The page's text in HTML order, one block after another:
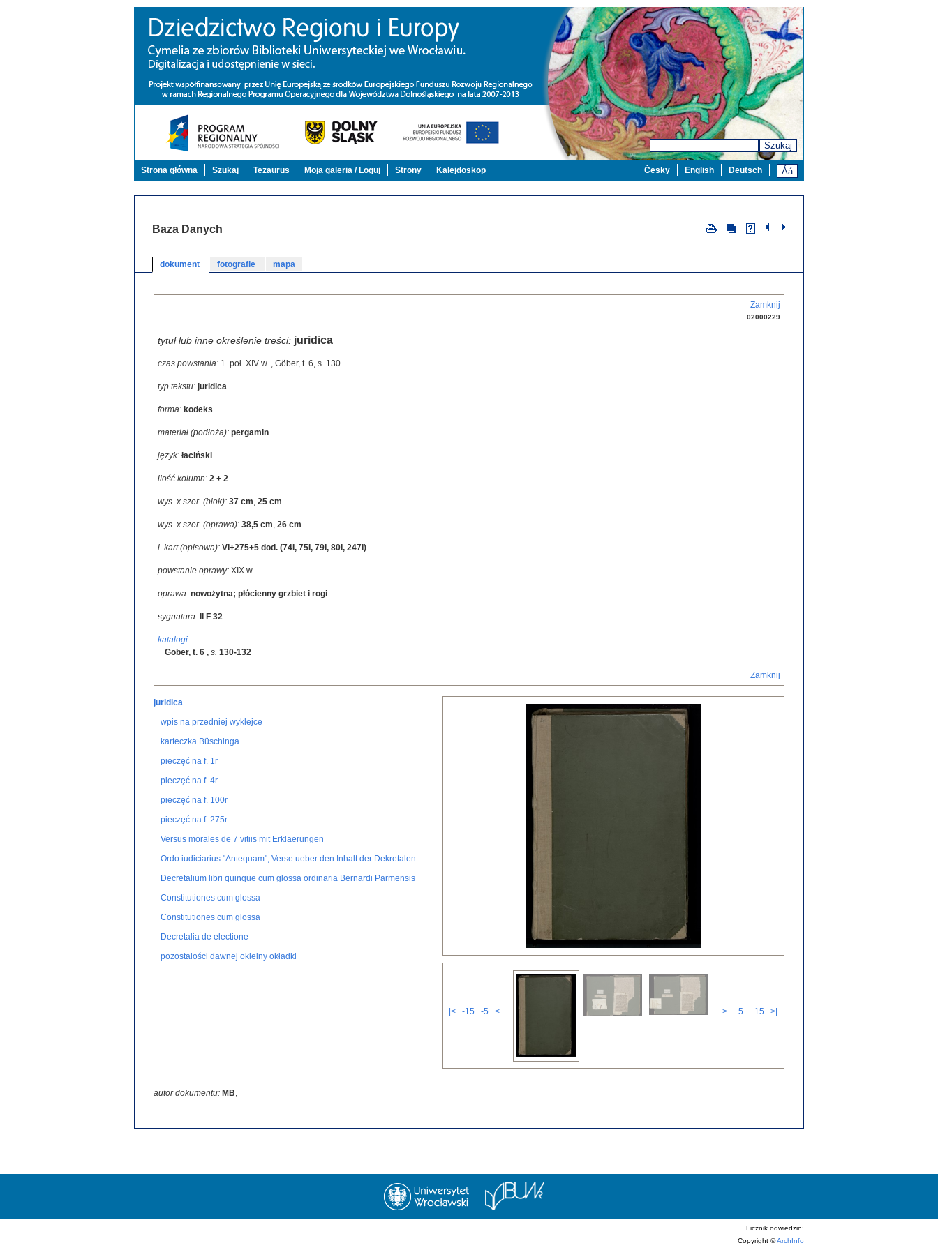
Szukaj
Strona główna Szukaj Tezaurus Moja galeria / Loguj Strony Kalejdoskop Deutsch
English
Česky
Baza Danych
dokument fotografie mapa
Zamknij
02000229
tytuł lub inne określenie treści: juridica
czas powstania: 1. poł. XIV w. , Göber, t. 6, s. 130
typ tekstu: juridica
forma: kodeks
materiał (podłoża): pergamin
język: łaciński
ilość kolumn: 2 + 2
wys. x szer. (blok): 37 cm, 25 cm
wys. x szer. (oprawa): 38,5 cm, 26 cm
l. kart (opisowa): VI+275+5 dod. (74I, 75I, 79I, 80I, 247I)
powstanie oprawy: XIX w.
oprawa: nowożytna; płócienny grzbiet i rogi
sygnatura: II F 32
katalogi:
Göber, t. 6 , s. 130-132
Zamknij
juridica
wpis na przedniej wyklejce
karteczka Büschinga
pieczęć na f. 1r
pieczęć na f. 4r
pieczęć na f. 100r
pieczęć na f. 275r
Versus morales de 7 vitiis mit Erklaerungen
Ordo iudiciarius "Antequam"; Verse ueber den Inhalt der Dekretalen
Decretalium libri quinque cum glossa ordinaria Bernardi Parmensis
Constitutiones cum glossa
Constitutiones cum glossa
Decretalia de electione
pozostałości dawnej okleiny okładki
|< -15 -5 < > +5 +15 >|
autor dokumentu: MB,
Licznik odwiedzin:
Copyright ©ArchInfo